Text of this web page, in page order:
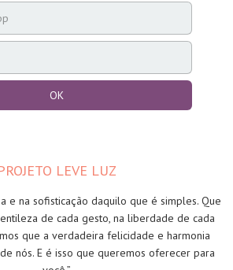
LEVE LUZ
e na sofisticação daquilo que é simples. Que
de cada gesto, na liberdade de cada
que a verdadeira felicidade e harmonia
nós. E é isso que queremos oferecer para